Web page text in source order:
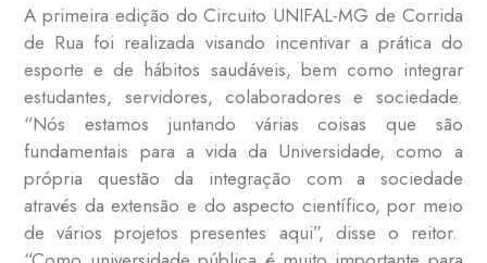
A primeira edição do Circuito UNIFAL-MG de Corrida
de Rua foi realizada visando incentivar a prática do
esporte e de hábitos saudáveis, bem como integrar
estudantes, servidores, colaboradores e sociedade.
“Nós estamos juntando várias coisas que são
fundamentais para a vida da Universidade, como a
própria questão da integração com a sociedade
através da extensão e do aspecto científico, por meio
de vários projetos presentes aqui”, disse o reitor.